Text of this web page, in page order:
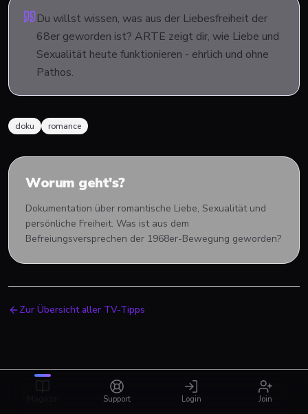
Du willst wissen, was aus der Liebesfreiheit der
68er geworden ist? ARTE zeigt dir, wie Liebe und
Sexualität heute funktionieren - ehrlich und ohne
Pathos.
doku romance
Worum geht's?
Dokumentation über romantische Liebe, Sexualität und
persönliche Freiheit. Was ist aus dem
Befreiungsversprechen der 1968er-Bewegung geworden?
Zur Übersicht aller TV-Tipps
Support Login Join